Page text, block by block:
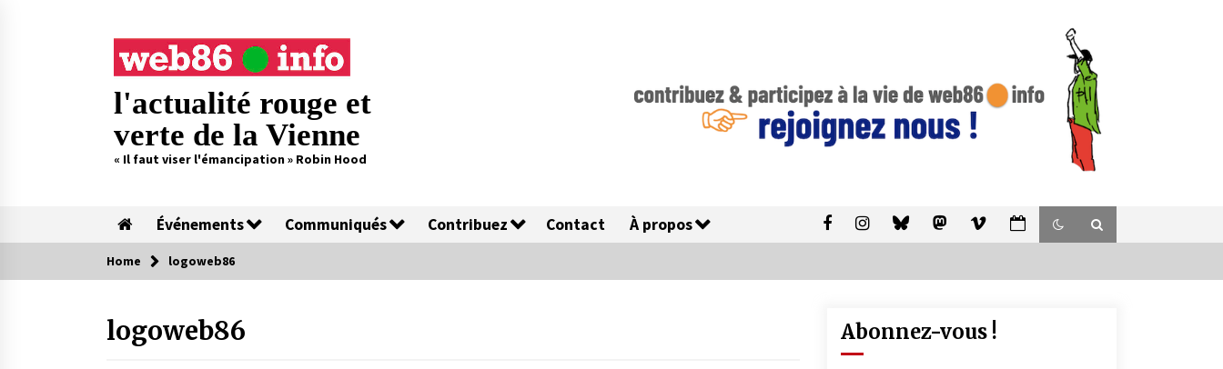
l'actualité rouge et
verte de la Vienne
« Il faut viser l'émancipation » Robin Hood
Événements Communiqués Contribuez Contact À propos
Home logoweb86
logoweb86 Abonnez-vous !